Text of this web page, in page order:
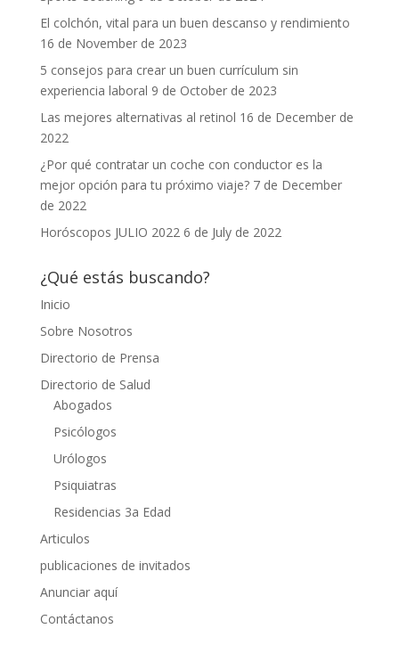
El colchón, vital para un buen descanso y rendimiento
16 de November de 2023
5 consejos para crear un buen currículum sin
experiencia laboral 9 de October de 2023
Las mejores alternativas al retinol 16 de December de
2022
¿Por qué contratar un coche con conductor es la
mejor opción para tu próximo viaje? 7 de December
de 2022
Horóscopos JULIO 2022 6 de July de 2022
¿Qué estás buscando?
Inicio
Sobre Nosotros
Directorio de Prensa
Directorio de Salud
Abogados
Psicólogos
Urólogos
Psiquiatras
Residencias 3a Edad
Articulos
publicaciones de invitados
Anunciar aquí
Contáctanos